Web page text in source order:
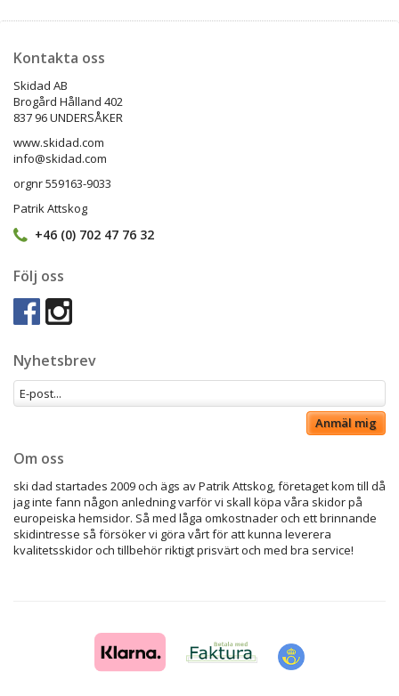
Kontakta oss
Skidad AB
Brogård Hålland 402
837 96 UNDERSÅKER
www.skidad.com
info@skidad.com
orgnr 559163-9033
Patrik Attskog
+46 (0) 702 47 76 32
Följ oss
Nyhetsbrev
Anmäl mig
Om oss
ski dad startades 2009 och ägs av Patrik Attskog, företaget kom till då
jag inte fann någon anledning varför vi skall köpa våra skidor på
europeiska hemsidor. Så med låga omkostnader och ett brinnande
skidintresse så försöker vi göra vårt för att kunna leverera
kvalitetsskidor och tillbehör riktigt prisvärt och med bra service!